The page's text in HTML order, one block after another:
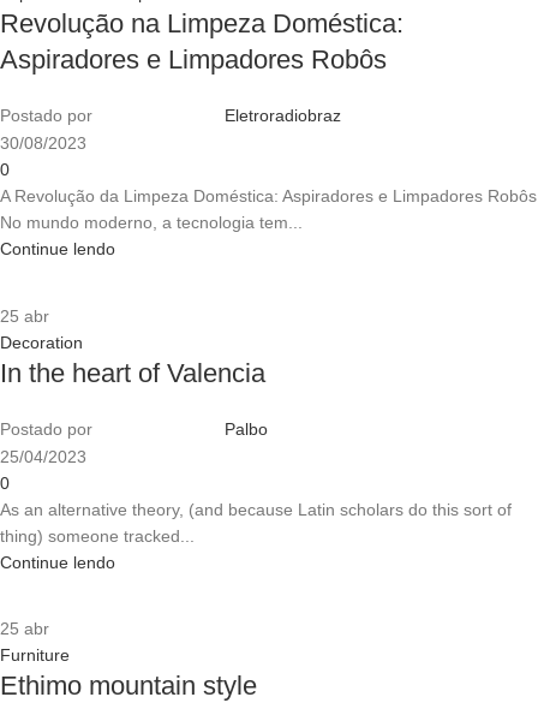
Revolução na Limpeza Doméstica:
Aspiradores e Limpadores Robôs
Postado por
Eletroradiobraz
30/08/2023
0
A Revolução da Limpeza Doméstica: Aspiradores e Limpadores Robôs
No mundo moderno, a tecnologia tem...
Continue lendo
25 abr
Decoration
In the heart of Valencia
Postado por
Palbo
25/04/2023
0
As an alternative theory, (and because Latin scholars do this sort of
thing) someone tracked...
Continue lendo
25 abr
Furniture
Ethimo mountain style